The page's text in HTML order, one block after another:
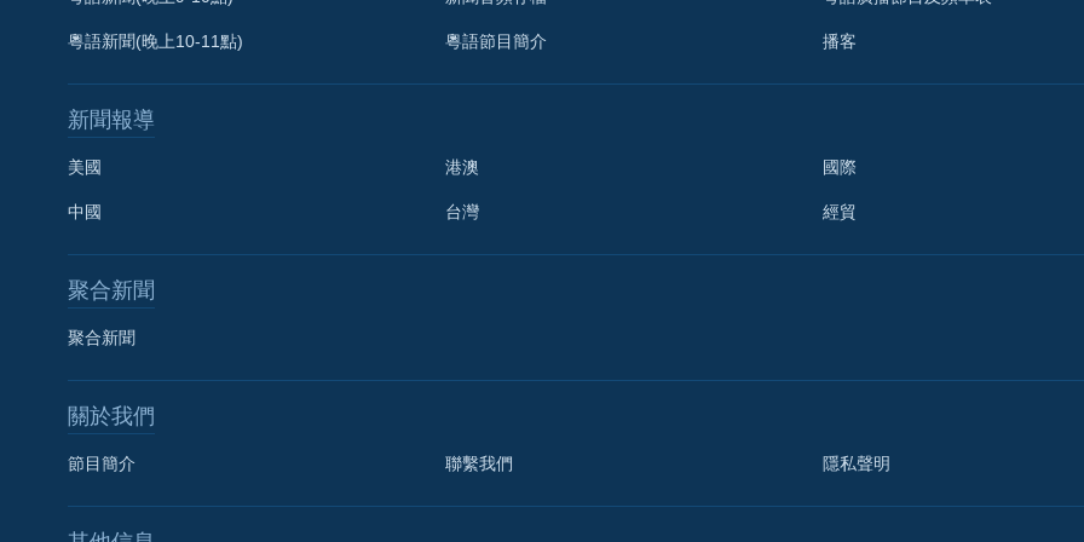
粵語新聞(晚上10-11點) 粵語節目簡介 播客
新聞報導
美國
中國
港澳
台灣
國際
經貿
聚合新聞
聚合新聞
關於我們
節目簡介 聯繫我們 隱私聲明